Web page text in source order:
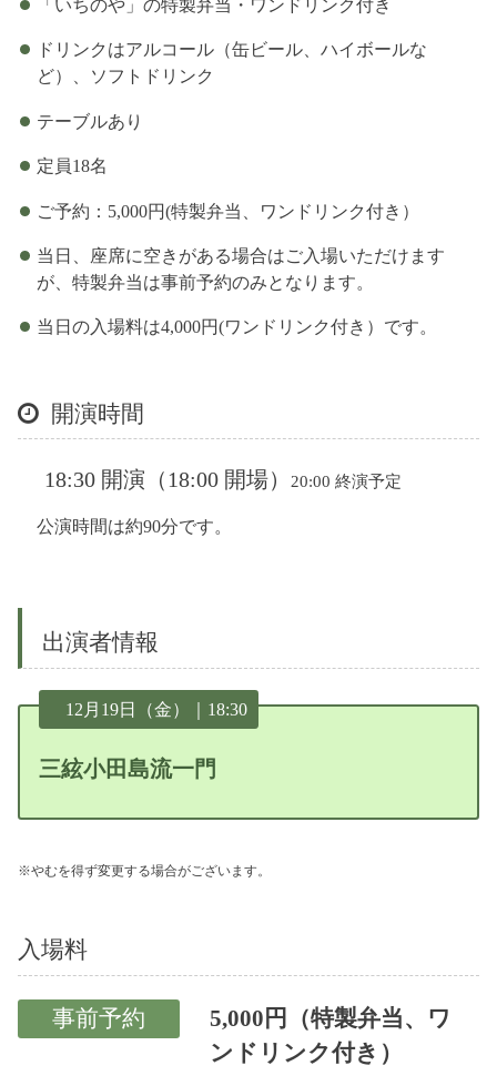
「いちのや」の特製弁当・ワンドリンク付き
ドリンクはアルコール（缶ビール、ハイボールな
ど）、ソフトドリンク
テーブルあり
定員18名
ご予約：5,000円(特製弁当、ワンドリンク付き）
当日、座席に空きがある場合はご入場いただけます
が、特製弁当は事前予約のみとなります。
当日の入場料は4,000円(ワンドリンク付き）です。
開演時間
18:30 開演（18:00 開場） 20:00 終演予定
公演時間は約90分です。
出演者情報
12月19日（金）｜18:30
三絃小田島流一門
※やむを得ず変更する場合がございます。
入場料
事前予約
5,000円（特製弁当、ワ
ンドリンク付き）